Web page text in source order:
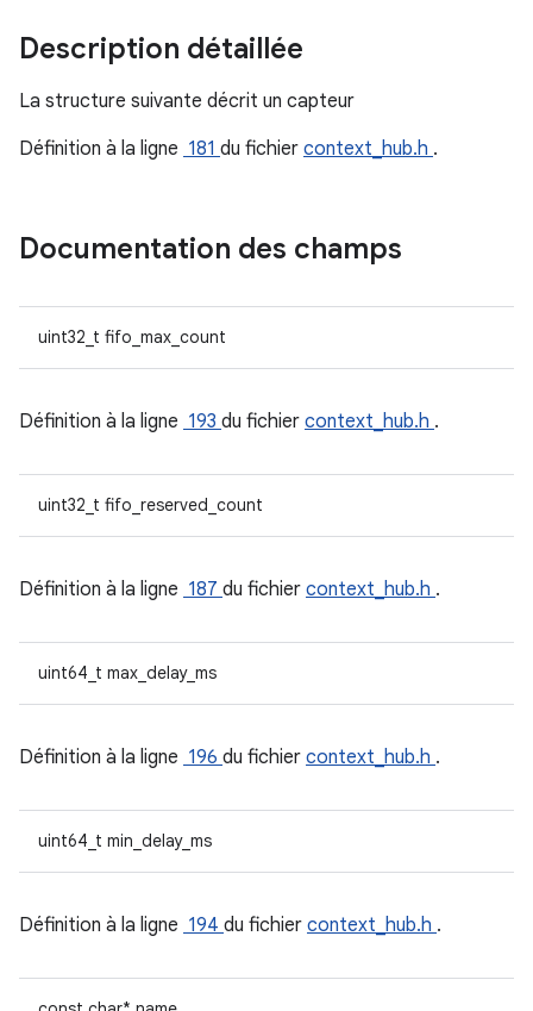
Description détaillée
La structure suivante décrit un capteur
Définition à la ligne 181 du fichier context_hub.h .
Documentation des champs
uint32_t fifo_max_count
Définition à la ligne 193 du fichier context_hub.h .
uint32_t fifo_reserved_count
Définition à la ligne 187 du fichier context_hub.h .
uint64_t max_delay_ms
Définition à la ligne 196 du fichier context_hub.h .
uint64_t min_delay_ms
Définition à la ligne 194 du fichier context_hub.h .